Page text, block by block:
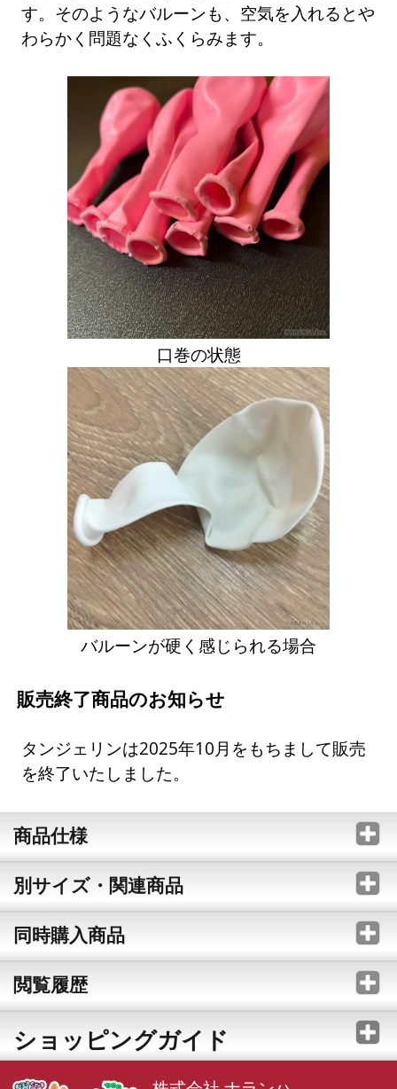
す。そのようなバルーンも、空気を入れるとや
わらかく問題なくふくらみます。
口巻の状態
バルーンが硬く感じられる場合
販売終了商品のお知らせ
タンジェリンは2025年10月をもちまして販売
を終了いたしました。
商品仕様
別サイズ・関連商品
同時購入商品
閲覧履歴
ショッピングガイド